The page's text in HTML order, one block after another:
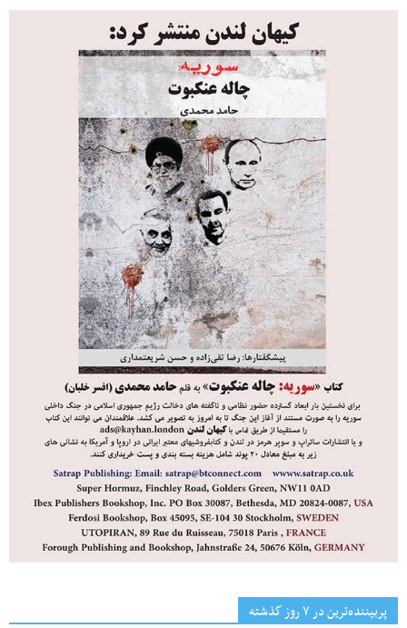
پربیننده‌ترین‌ در ۷ روز گذشته